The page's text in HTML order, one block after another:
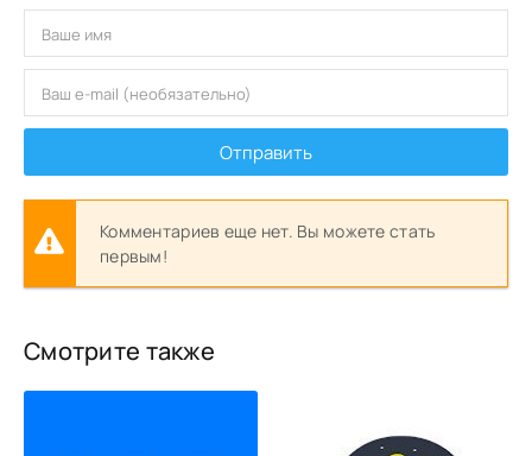
Отправить
Комментариев еще нет. Вы можете стать
первым!
Смотрите также